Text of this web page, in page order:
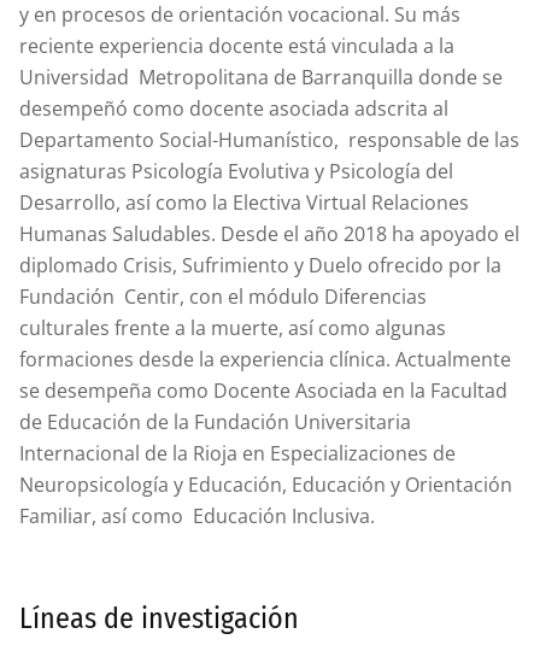
y en procesos de orientación vocacional. Su más
reciente experiencia docente está vinculada a la
Universidad Metropolitana de Barranquilla donde se
desempeñó como docente asociada adscrita al
Departamento Social-Humanístico, responsable de las
asignaturas Psicología Evolutiva y Psicología del
Desarrollo, así como la Electiva Virtual Relaciones
Humanas Saludables. Desde el año 2018 ha apoyado el
diplomado Crisis, Sufrimiento y Duelo ofrecido por la
Fundación Centir, con el módulo Diferencias
culturales frente a la muerte, así como algunas
formaciones desde la experiencia clínica. Actualmente
se desempeña como Docente Asociada en la Facultad
de Educación de la Fundación Universitaria
Internacional de la Rioja en Especializaciones de
Neuropsicología y Educación, Educación y Orientación
Familiar, así como Educación Inclusiva.
Líneas de investigación